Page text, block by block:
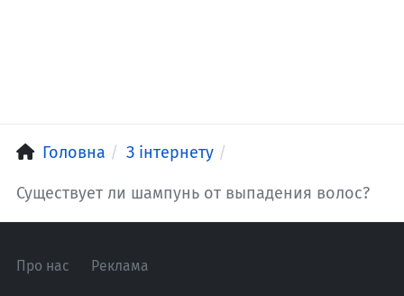
Головна З інтернету
Существует ли шампунь от выпадения волос?
Про нас Реклама